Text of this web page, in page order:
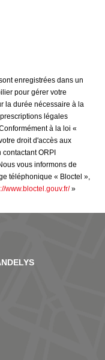
enregistrées dans un
pour gérer votre
la durée nécessaire à la
légales
à la loi «
droit d'accès aux
ORPI
vous informons de
téléphonique « Bloctel »,
www.bloctel.gouv.fr/»